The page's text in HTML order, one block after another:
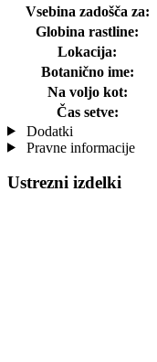
Vsebina zadošča za:
Globina rastline:
Lokacija:
Botanično ime:
Na voljo kot:
Čas setve:
Dodatki
Pravne informacije
Ustrezni izdelki